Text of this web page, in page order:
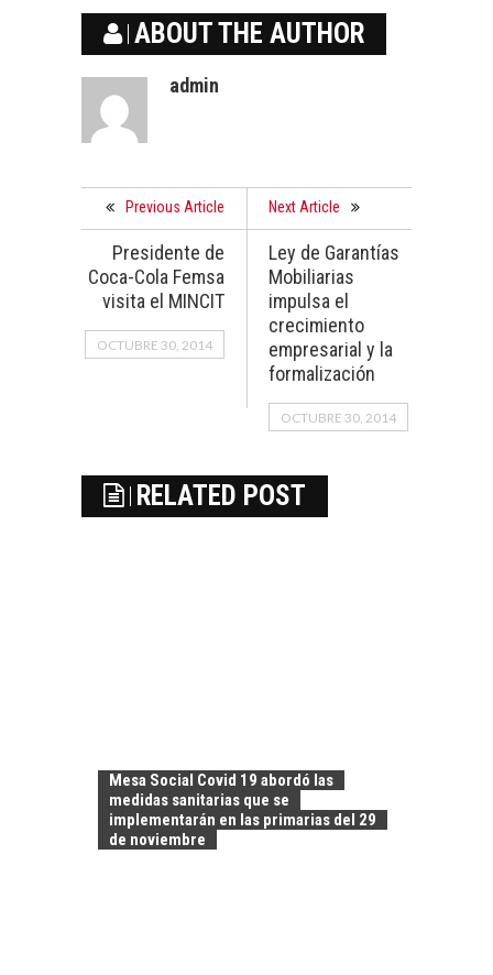
ABOUT THE AUTHOR
admin
Previous Article
Presidente de
Coca-Cola Femsa
visita el MINCIT
OCTUBRE 30, 2014
Next Article
Ley de Garantías
Mobiliarias
impulsa el
crecimiento
empresarial y la
formalización
OCTUBRE 30, 2014
RELATED POST
Mesa Social Covid 19 abordó las
medidas sanitarias que se
implementarán en las primarias del 29
de noviembre